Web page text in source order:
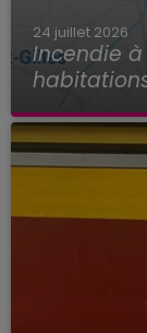
24 juillet 2026
Incendie